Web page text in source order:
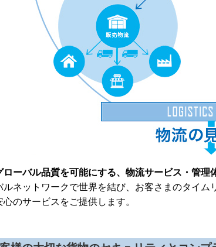
ローバル品質を可能にする、物流サービス・管理
ルネットワークで世界を結び、お客さまのタイム
のサービスをご提供します。